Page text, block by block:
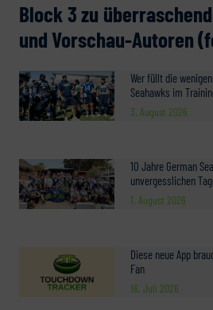
Wer füllt die
Seahawks im
3. August 2026
10 Jahre German
unvergesslichen
1. August 2026
Diese neue App
Fan
16. Juli 2026
Block 3 zu
und Vorschau-Autoren